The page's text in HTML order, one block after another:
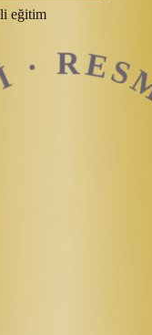
eğitim